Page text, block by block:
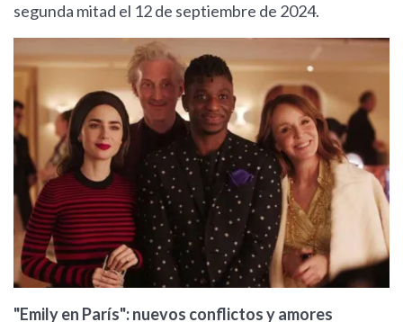
segunda mitad el 12 de septiembre de 2024.
"Emily en París": nuevos conflictos y amores